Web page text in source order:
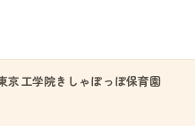
京工学院きしゃぽっぽ保育園